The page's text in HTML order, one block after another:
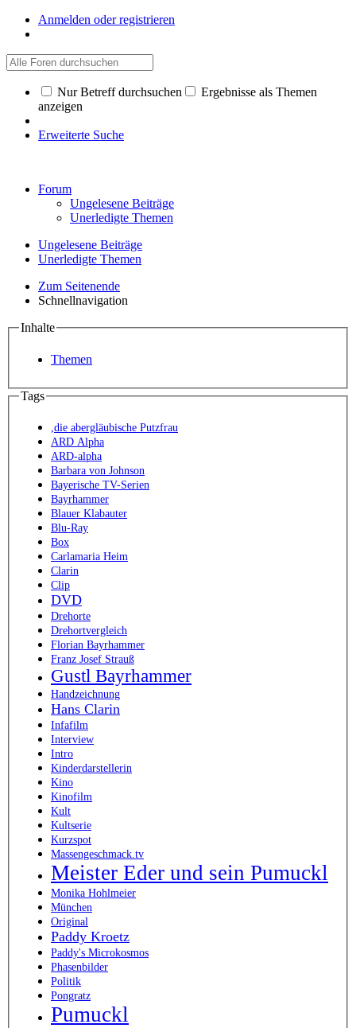
Anmelden oder registrieren
Nur Betreff durchsuchen
Ergebnisse als Themen
anzeigen
Erweiterte Suche
Forum
Ungelesene Beiträge
Unerledigte Themen
Ungelesene Beiträge
Unerledigte Themen
Zum Seitenende
Schnellnavigation
Inhalte
Themen
Tags
,die abergläubische Putzfrau
ARD Alpha
ARD-alpha
Barbara von Johnson
Bayerische TV-Serien
Bayrhammer
Blauer Klabauter
Blu-Ray
Box
Carlamaria Heim
Clarin
Clip
DVD
Drehorte
Drehortvergleich
Florian Bayrhammer
Franz Josef Strauß
Gustl Bayrhammer
Handzeichnung
Hans Clarin
Infafilm
Interview
Intro
Kinderdarstellerin
Kino
Kinofilm
Kult
Kultserie
Kurzspot
Massengeschmack.tv
Meister Eder und sein Pumuckl
Monika Hohlmeier
München
Original
Paddy Kroetz
Paddy's Microkosmos
Phasenbilder
Politik
Pongratz
Pumuckl